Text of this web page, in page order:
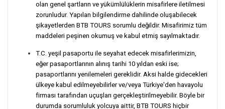
olan genel şartların ve yükümlülüklerin misafirlere iletilmesi
zorunludur. Yapılan bilgilendirme dahilinde oluşabilecek
şikayetlerden BTB TOURS sorumlu değildir. Misafirimiz tüm
maddeleri peşinen okumuş ve kabul etmiş sayılmaktadır.
T.C. yeşil pasaportu ile seyahat edecek misafirlerimizin,
eğer pasaportlarının alınış tarihi 10 yıldan eski ise;
pasaportlarını yenilemeleri gereklidir. Aksi halde gidecekleri
ülkeye kabul edilmeyebilirler ve/veya Türkiye'den havayolu
firması tarafından uçuşları gerçekleştirilmeyebilir. Böyle bir
durumda sorumluluk yolcuya aittir, BTB TOURS hiçbir